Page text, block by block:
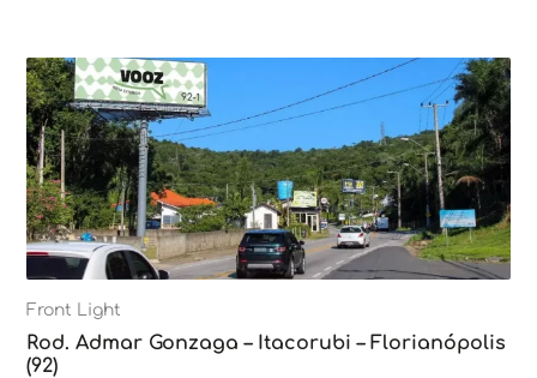
Front Light
Rod. Admar Gonzaga – Itacorubi – Florianópolis
(92)